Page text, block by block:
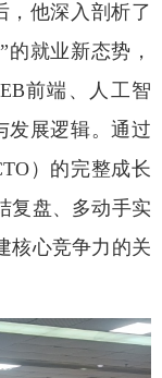
，他深入剖析了
就业新态势，
前端、人工智
发展逻辑。通过
）的完整成长
复盘、多动手实
核心竞争力的关